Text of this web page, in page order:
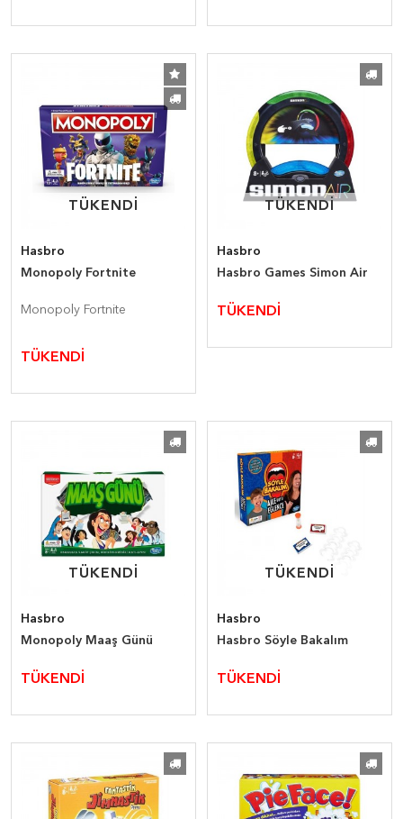
TÜKENDİ
TÜKENDİ
Hasbro
Monopoly Fortnite
Monopoly Fortnite
TÜKENDİ
TÜKENDİ
TÜKENDİ
Hasbro
Hasbro Games Simon Air
TÜKENDİ
TÜKENDİ
TÜKENDİ
Hasbro
Monopoly Maaş Günü
TÜKENDİ
TÜKENDİ
TÜKENDİ
Hasbro
Hasbro Söyle Bakalım
TÜKENDİ